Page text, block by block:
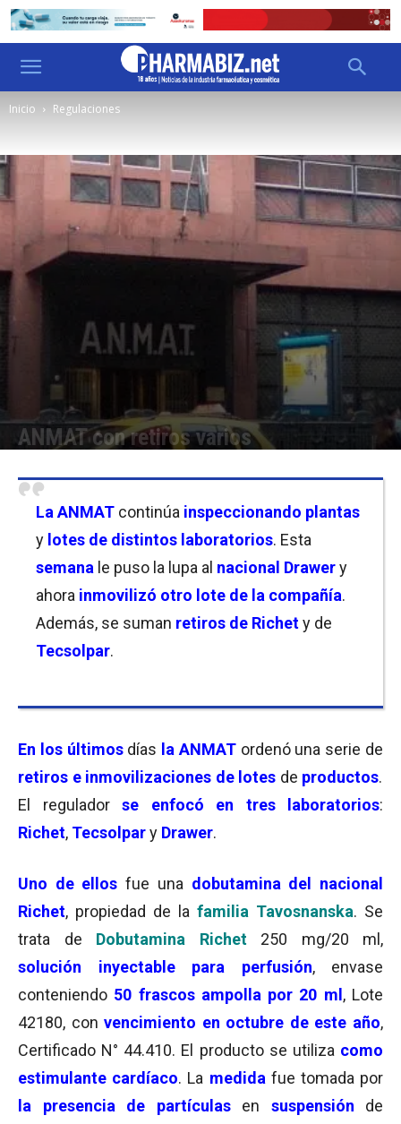
Inicio Regulaciones
ANMAT con retiros varios
La ANMAT continúa inspeccionando plantas
y lotes de distintos laboratorios. Esta
semana le puso la lupa al nacional Drawery
ahora inmovilizó otro lote de la compañía.
Además, se suman retiros de Richety de
Tecsolpar.
En los últimosdías la ANMATordenó una serie de
retiros e inmovilizaciones de lotes de productos.
El regulador se enfocó en tres laboratorios:
Richet, Tecsolpary Drawer.
Uno de ellos fue una dobutamina del nacional
Richet, propiedad de la familia Tavosnanska. Se
trata de Dobutamina Richet
250 mg/20 ml,
solución inyectable para perfusión, envase
conteniendo 50 frascos ampolla por 20 ml , Lote
42180, con vencimiento en octubre de este año,
Certificado N° 44.410. El producto se utiliza como
estimulante cardíaco. La medida fue tomada por
la presencia de partículas en suspensión de